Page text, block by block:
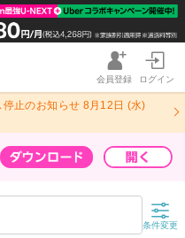
会員登録 ログイン
止のお知らせ 8月12日 (水)
条件変更